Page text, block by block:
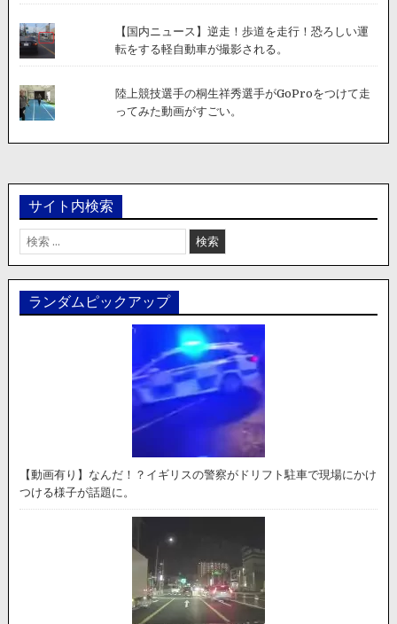
【国内ニュース】逆走！歩道を走行！恐ろしい運
転をする軽自動車が撮影される。
陸上競技選手の桐生祥秀選手がGoProをつけて走
ってみた動画がすごい。
サイト内検索
検
索:
ランダムピックアップ
【動画有り】なんだ！？イギリスの警察がドリフト駐車で現場にかけ
つける様子が話題に。